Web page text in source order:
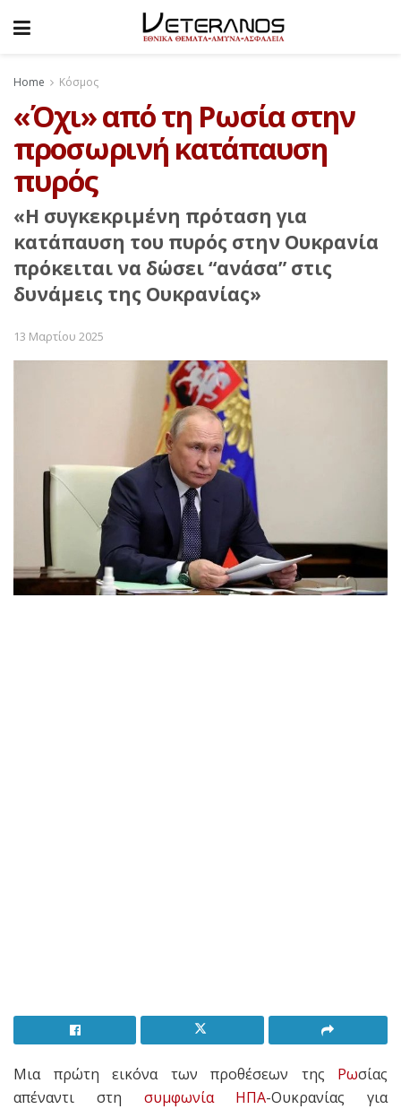
Home Κόσμος
«Όχι» από τη Ρωσία στην
προσωρινή κατάπαυση
πυρός
«Η συγκεκριμένη πρόταση για
κατάπαυση του πυρός στην Ουκρανία
πρόκειται να δώσει “ανάσα” στις
δυνάμεις της Ουκρανίας»
13 Μαρτίου 2025
Μια πρώτη εικόνα των προθέσεων της Ρωσίας
απέναντι στη συμφωνία ΗΠΑ-Ουκρανίας για